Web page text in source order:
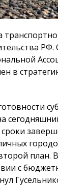
в
план.
с